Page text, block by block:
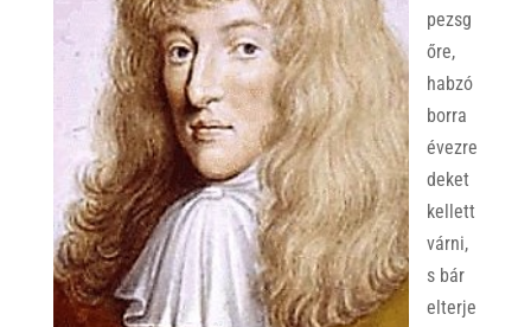
pezsg
őre,
habzó
borra
évezre
deket
kellett
várni,
s bár
elterje